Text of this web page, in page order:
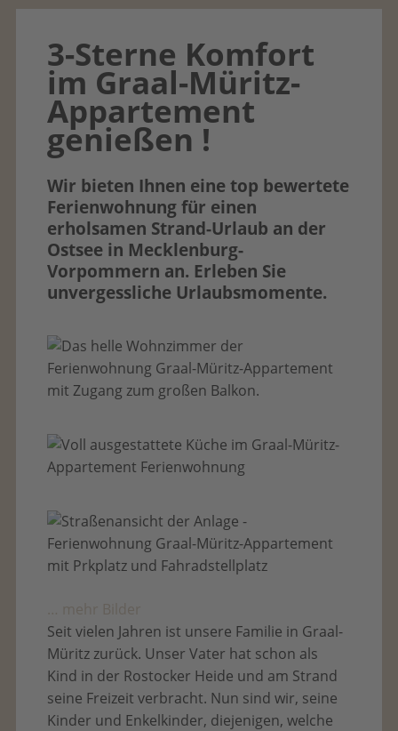
3-Sterne Komfort
im Graal-Müritz-
Appartement
genießen !
Wir bieten Ihnen eine top bewertete
Ferienwohnung für einen
erholsamen Strand-Urlaub an der
Ostsee in Mecklenburg-
Vorpommern an. Erleben Sie
unvergessliche Urlaubsmomente.
… mehr Bilder
Seit vielen Jahren ist unsere Familie in Graal-
Müritz zurück. Unser Vater hat schon als
Kind in der Rostocker Heide und am Strand
seine Freizeit verbracht. Nun sind wir, seine
Kinder und Enkelkinder, diejenigen, welche